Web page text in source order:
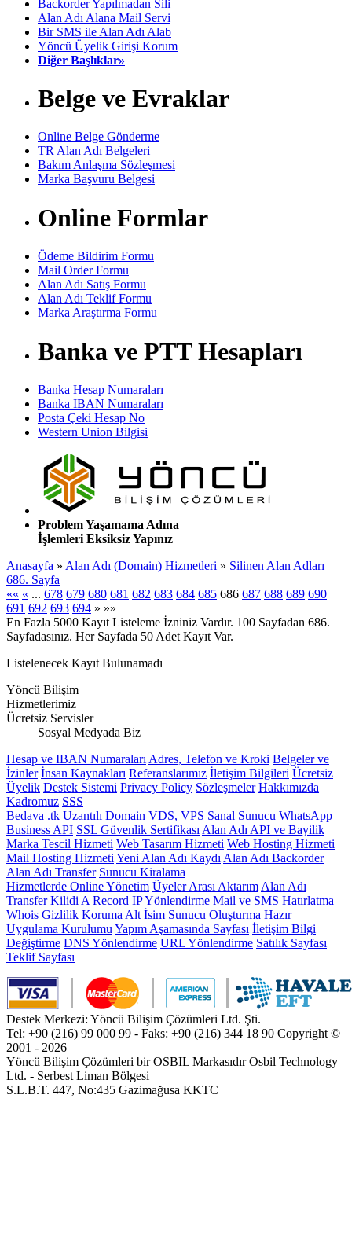
Backorder Yapılmadan Sili
Alan Adı Alana Mail Servi
Bir SMS ile Alan Adı Alab
Yöncü Üyelik Girişi Korum
Diğer Başlıklar»
Belge ve Evraklar
Online Belge Gönderme
TR Alan Adı Belgeleri
Bakım Anlaşma Sözleşmesi
Marka Başvuru Belgesi
Online Formlar
Ödeme Bildirim Formu
Mail Order Formu
Alan Adı Satış Formu
Alan Adı Teklif Formu
Marka Araştırma Formu
Banka ve PTT Hesapları
Banka Hesap Numaraları
Banka IBAN Numaraları
Posta Çeki Hesap No
Western Union Bilgisi
Problem Yaşamama Adına
İşlemleri Eksiksiz Yapınız
Anasayfa » Alan Adı (Domain) Hizmetleri » Silinen Alan Adları
686. Sayfa
«« « ... 678 679 680 681 682 683 684 685 686 687 688 689 690
691 692 693 694 » »»
En Fazla 5000 Kayıt Listeleme İzniniz Vardır. 100 Sayfadan 686.
Sayfadasınız. Her Sayfada 50 Adet Kayıt Var.
Listelenecek Kayıt Bulunamadı
Yöncü Bilişim
Hizmetlerimiz
Ücretsiz Servisler
Sosyal Medyada Biz
Hesap ve IBAN Numaraları Adres, Telefon ve Kroki Belgeler ve
İzinler İnsan Kaynakları Referanslarımız İletişim Bilgileri Ücretsiz
Üyelik Destek Sistemi Privacy Policy Sözleşmeler Hakkımızda
Kadromuz SSS
Bedava .tk Uzantılı Domain VDS, VPS Sanal Sunucu WhatsApp
Business API SSL Güvenlik Sertifikası Alan Adı API ve Bayilik
Marka Tescil Hizmeti Web Tasarım Hizmeti Web Hosting Hizmeti
Mail Hosting Hizmeti Yeni Alan Adı Kaydı Alan Adı Backorder
Alan Adı Transfer Sunucu Kiralama
Hizmetlerde Online Yönetim Üyeler Arası Aktarım Alan Adı
Transfer Kilidi A Record IP Yönlendirme Mail ve SMS Hatırlatma
Whois Gizlilik Koruma Alt İsim Sunucu Oluşturma Hazır
Uygulama Kurulumu Yapım Aşamasında Sayfası İletişim Bilgi
Değiştirme DNS Yönlendirme URL Yönlendirme Satılık Sayfası
Teklif Sayfası
Destek Merkezi: Yöncü Bilişim Çözümleri Ltd. Şti.
Tel: +90 (216) 99 000 99 - Faks: +90 (216) 344 18 90 Copyright ©
2001 - 2026
Yöncü Bilişim Çözümleri bir OSBIL Markasıdır Osbil Technology
Ltd. - Serbest Liman Bölgesi
S.L.B.T. 447, No:435 Gazimağusa KKTC